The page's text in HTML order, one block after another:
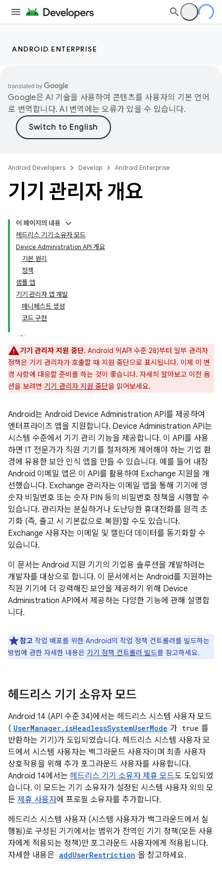
ANDROID ENTERPRISE
Google은 AI 기술을 사용하여 콘텐츠를 사용자의 기본 언어
로 번역합니다. AI 번역에는 오류가 있을 수 있습니다.
Android Developers Develop Android Enterprise
기기 관리자 개요
이 페이지의 내용
헤드리스 기기 소유자 모드
Device Administration API 개요
기본 원리
정책
샘플 앱
기기 관리자 앱 개발
매니페스트 생성
코드 구현
기기 관리자 지원 중단. Android 9(API 수준 28)부터 일부 관리자
정책은 기기 관리자가 호출할 때 지원 중단으로 표시됩니다. 이제 이 변
경 사항에 대응할 준비를 하는 것이 좋습니다. 자세히 알아보고 이전 옵
션을 보려면 기기 관리자 지원 중단을 읽어보세요.
Android는 Android Device Administration API를 제공하여
엔터프라이즈 앱을 지원합니다. Device Administration API는
시스템 수준에서 기기 관리 기능을 제공합니다. 이 API를 사용
하면 IT 전문가가 직원 기기를 철저하게 제어해야 하는 기업 환
경에 유용한 보안 인식 앱을 만들 수 있습니다. 예를 들어 내장
Android 이메일 앱은 이 API를 활용하여 Exchange 지원을 개
선했습니다. Exchange 관리자는 이메일 앱을 통해 기기에 영
숫자 비밀번호 또는 숫자 PIN 등의 비밀번호 정책을 시행할 수
있습니다. 관리자는 분실하거나 도난당한 휴대전화를 원격 초
기화 (즉, 출고 시 기본값으로 복원)할 수도 있습니다.
Exchange 사용자는 이메일 및 캘린더 데이터를 동기화할 수
있습니다.
이 문서는 Android 지원 기기의 기업용 솔루션을 개발하려는
개발자를 대상으로 합니다. 이 문서에서는 Android를 지원하는
직원 기기에 더 강력해진 보안을 제공하기 위해 Device
Administration API에서 제공하는 다양한 기능에 관해 설명합
니다.
참고 작업 배포를 위한 Android의 작업 정책 컨트롤러를 빌드하는
방법에 관한 자세한 내용은 기기 정책 컨트롤러 빌드를 참고하세요.
헤드리스 기기 소유자 모드
Android 14 (API 수준 34)에서는 헤드리스 시스템 사용자 모드
( UserManager.isHeadlessSystemUserMode 가 true 를
반환하는 기기)가 도입되었습니다. 헤드리스 시스템 사용자 모
드에서 시스템 사용자는 백그라운드 사용자이며 최종 사용자
상호작용을 위해 추가 포그라운드 사용자를 사용합니다.
Android 14에서는 헤드리스 기기 소유자 제휴 모드도 도입되었
습니다. 이 모드는 기기 소유자가 설정된 시스템 사용자 외의 모
든 제휴 사용자에 프로필 소유자를 추가합니다.
헤드리스 시스템 사용자 (시스템 사용자가 백그라운드에서 실
행됨)로 구성된 기기에서는 범위가 전역인 기기 정책(모든 사용
자에게 적용되는 정책)만 포그라운드 사용자에게 적용됩니다.
자세한 내용은 addUserRestriction 을 참고하세요.